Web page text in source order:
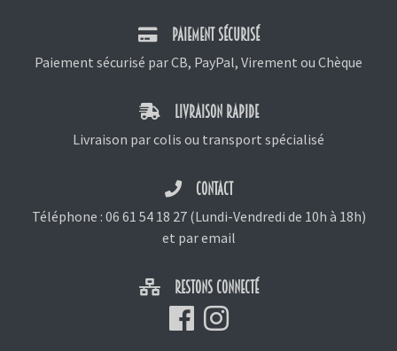
PAIEMENT SÉCURISÉ
Paiement sécurisé par CB, PayPal, Virement ou Chèque
LIVRAISON RAPIDE
Livraison par colis ou transport spécialisé
CONTACT
Téléphone : 06 61 54 18 27(Lundi-Vendredi de 10h à 18h)
et par email
RESTONS CONNECTÉ